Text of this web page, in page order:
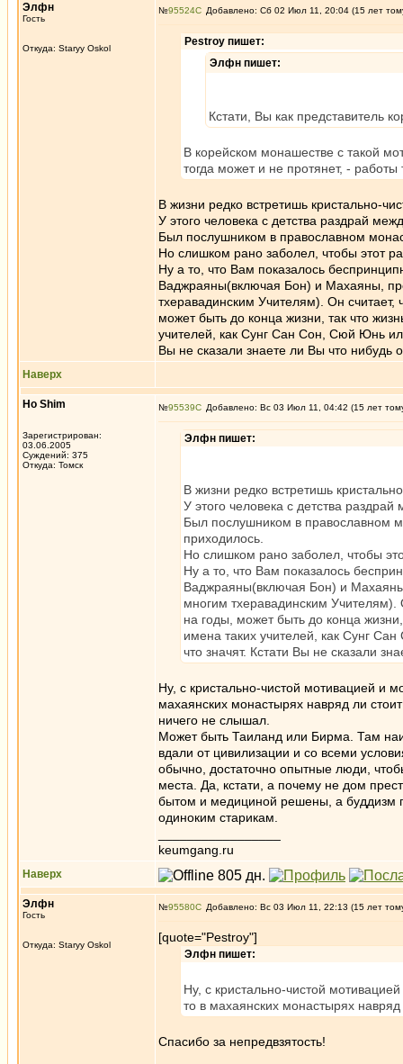
Элфн
Гость
Откуда: Staryy Oskol
№95524 Добавлено: Сб 02 Июл 11, 20:04 (15 лет
Pestroy пишет:
Элфн пишет:
Кстати, Вы как представитель
В корейском монашестве с такой
тогда может и не протянет, - работы
В жизни редко встретишь кристально-
У этого человека с детства раздрай
Был послушником в православном
Но слишком рано заболел, чтобы этот
Ну а то, что Вам показалось
Ваджраяны(включая Бон) и Махаяны,
тхеравадинским Учителям). Он считает,
может быть до конца жизни, так что
учителей, как Сунг Сан Сон, Сюй Юнь
Вы не сказали знаете ли Вы что нибудь
Наверх
Ho Shim
Зарегистрирован:
03.06.2005
Суждений: 375
Откуда: Томск
№95539 Добавлено: Вс 03 Июл 11, 04:42 (15 лет
Элфн пишет:
В жизни редко встретишь
У этого человека с детства
Был послушником в православном
приходилось.
Но слишком рано заболел, чтобы
Ну а то, что Вам показалось
Ваджраяны(включая Бон) и
многим тхеравадинским Учителям).
на годы, может быть до конца
имена таких учителей, как Сунг
что значят. Кстати Вы не сказали
Ну, с кристально-чистой мотивацией и
махаянских монастырях навряд ли
ничего не слышал.
Может быть Таиланд или Бирма. Там
вдали от цивилизации и со всеми
обычно, достаточно опытные люди,
места. Да, кстати, а почему не дом
бытом и медициной решены, а буддизм
одиноким старикам.
keumgang.ru
Наверх
Элфн
Гость
Откуда: Staryy Oskol
№95580 Добавлено: Вс 03 Июл 11, 22:13 (15 лет
[quote="Pestroy"]
Элфн пишет:
Ну, с кристально-чистой
то в махаянских монастырях
Спасибо за непредвзятость!